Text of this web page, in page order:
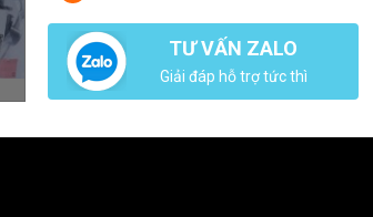
TƯ VẤN ZALO
Giải đáp hỗ trợ tức thì